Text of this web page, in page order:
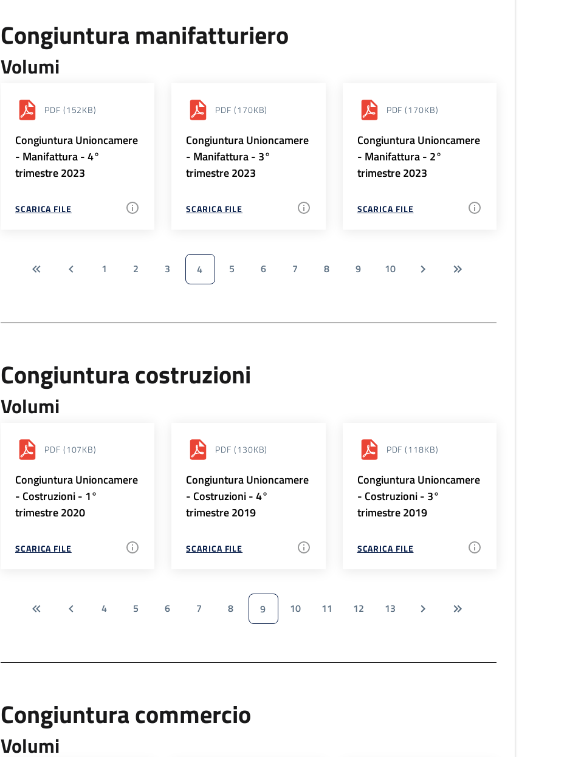
Congiuntura manifatturiero
Volumi
PDF (152KB)
Congiuntura Unioncamere
- Manifattura - 4°
trimestre 2023
SCARICA FILE
PDF (170KB)
Congiuntura Unioncamere
- Manifattura - 3°
trimestre 2023
SCARICA FILE
PDF (170KB)
Congiuntura Unioncamere
- Manifattura - 2°
trimestre 2023
SCARICA FILE
1 2 3 4 5 6 7 8 9 10
Congiuntura costruzioni
Volumi
PDF (107KB)
Congiuntura Unioncamere
- Costruzioni - 1°
trimestre 2020
SCARICA FILE
PDF (130KB)
Congiuntura Unioncamere
- Costruzioni - 4°
trimestre 2019
SCARICA FILE
PDF (118KB)
Congiuntura Unioncamere
- Costruzioni - 3°
trimestre 2019
SCARICA FILE
4 5 6 7 8 9 10 11 12 13
Congiuntura commercio
Volumi